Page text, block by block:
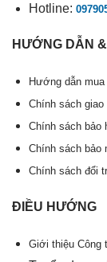
Hotline:
HƯỚNG DẪN
Hướng dẫn
Chính sách giao
Chính sách bảo
Chính sách bảo
Chính sách đổi
ĐIỀU HƯỚNG
Giới thiệu Công